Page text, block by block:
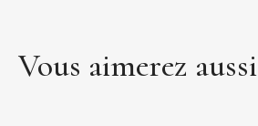
Vous aimerez aussi